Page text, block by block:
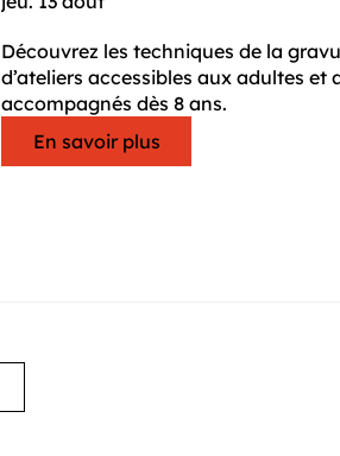
Découvrez les techniques de la
d’ateliers accessibles aux adultes et
accompagnés dès 8 ans.
En savoir plus